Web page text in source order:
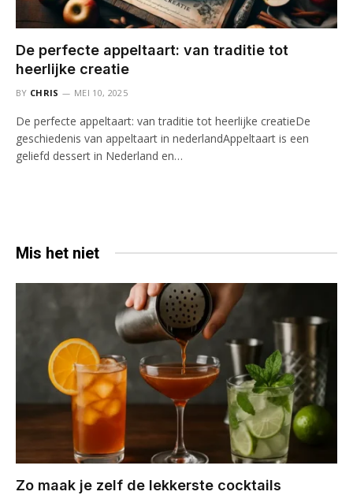
De perfecte appeltaart: van traditie tot
heerlijke creatie
BY CHRIS MEI 10, 2025
De perfecte appeltaart: van traditie tot heerlijke creatieDe
geschiedenis van appeltaart in nederlandAppeltaart is een
geliefd dessert in Nederland en…
Mis het niet
Zo maak je zelf de lekkerste cocktails